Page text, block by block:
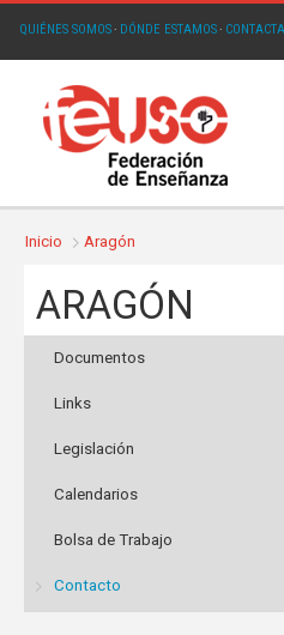
QUIÉNES SOMOS· DÓNDE ESTAMOS·
Inicio Aragón
ARAGÓN
Documentos
Links
Legislación
Calendarios
Bolsa de Trabajo
Contacto